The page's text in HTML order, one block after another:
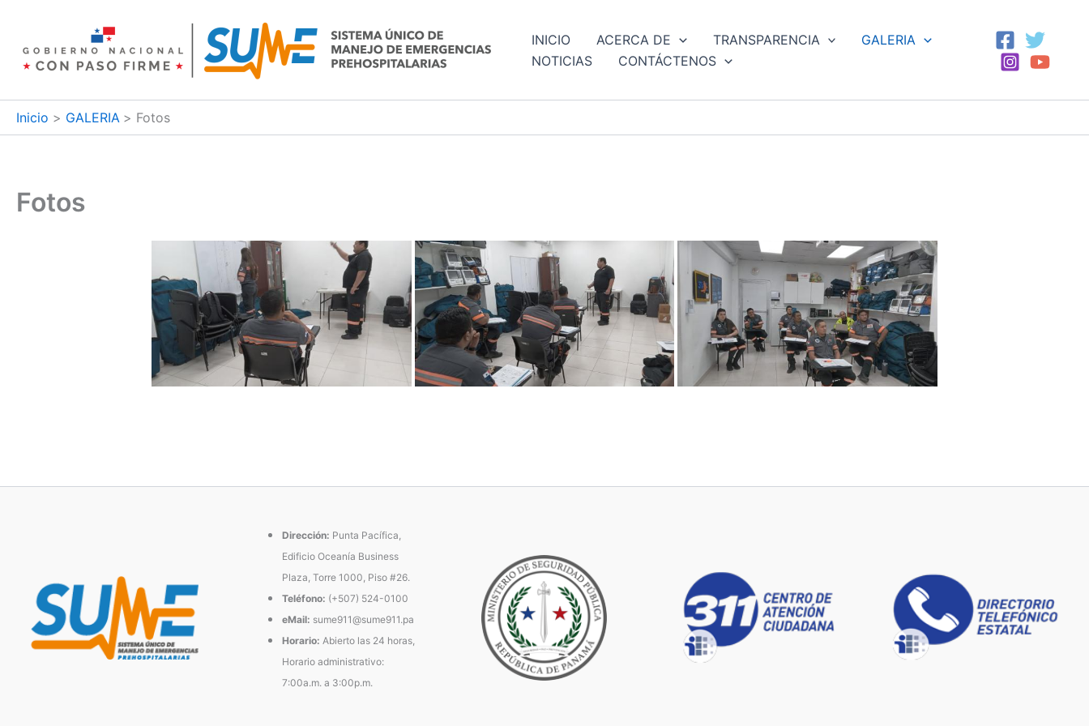
contenido
INICIO ACERCA DE TRANSPARENCIA
GALERIA
NOTICIAS
CONTÁCTENOS
Inicio GALERIA Fotos
Fotos
Dirección: Punta Pacífica,
Edificio Oceanía Business
Plaza, Torre 1000, Piso #26.
Teléfono: (+507) 524-0100
eMail: sume911@sume911.pa
Horario: Abierto las 24 horas,
Horario administrativo:
7:00a.m. a 3:00p.m.